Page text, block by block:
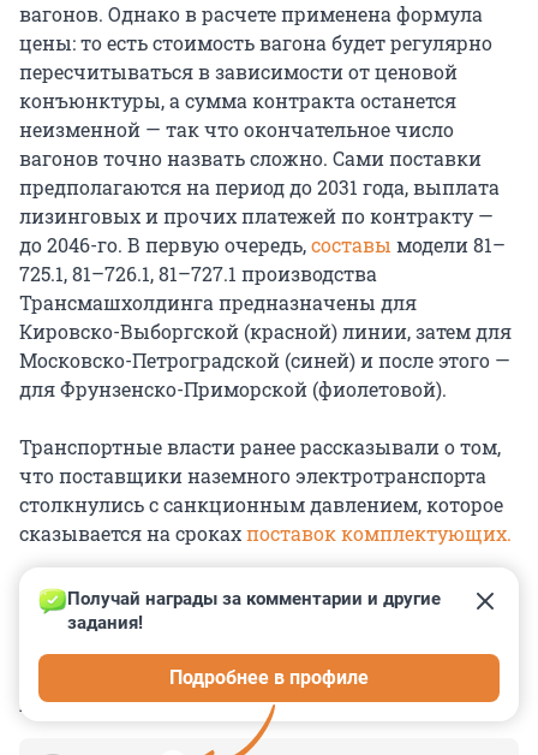
вагонов. Однако в расчете применена формула
цены: то есть стоимость вагона будет регулярно
пересчитываться в зависимости от ценовой
конъюнктуры, а сумма контракта останется
неизменной — так что окончательное число
вагонов точно назвать сложно. Сами поставки
предполагаются на период до 2031 года, выплата
лизинговых и прочих платежей по контракту —
до 2046-го. В первую очередь,составы модели 81–
725.1, 81–726.1, 81–727.1 производства
Трансмашхолдинга предназначены для
Кировско-Выборгской (красной) линии, затем для
Московско-Петроградской (синей) и после этого —
для Фрунзенско-Приморской (фиолетовой).
Транспортные власти ранее рассказывали о том,
что поставщики наземного электротранспорта
столкнулись с санкционным давлением, которое
сказывается на срокахпоставок комплектующих.
КОММЕНТАРИИ 9
Получай награды за комментарии и другие
задания!
Подробнее в профиле